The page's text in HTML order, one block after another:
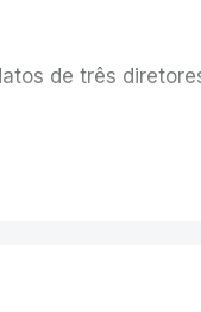
de três
desta avaliação